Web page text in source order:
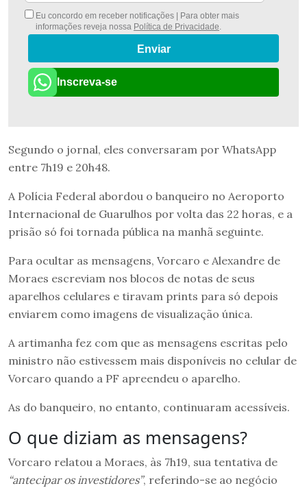
Eu concordo em receber notificações | Para obter mais
informações reveja nossa Política de Privacidade
Enviar
Inscreva-se
Segundo o jornal, eles conversaram por WhatsApp
entre 7h19 e 20h48.
A Polícia Federal abordou o banqueiro no Aeroporto
Internacional de Guarulhos por volta das 22 horas, e a
prisão só foi tornada pública na manhã seguinte.
Para ocultar as mensagens, Vorcaro e Alexandre de
Moraes escreviam nos blocos de notas de seus
aparelhos celulares e tiravam prints para só depois
enviarem como imagens de visualização única.
A artimanha fez com que as mensagens escritas pelo
ministro não estivessem mais disponíveis no celular de
Vorcaro quando a PF apreendeu o aparelho.
As do banqueiro, no entanto, continuaram acessíveis.
O que diziam as mensagens?
Vorcaro relatou a Moraes, às 7h19, sua tentativa de
“antecipar os investidores”, referindo-se ao negócio